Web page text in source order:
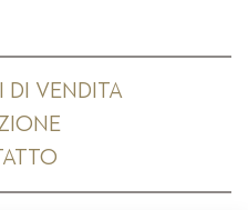
VENDITA